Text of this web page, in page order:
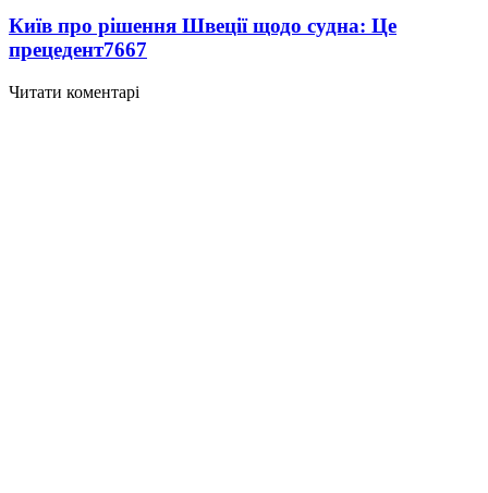
Київ про рішення Швеції щодо судна: Це
прецедент7667
Читати коментарі